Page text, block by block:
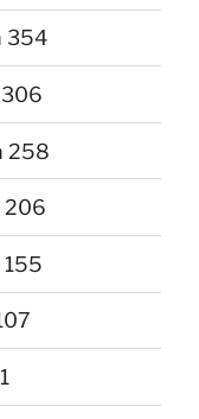
354
258
206
155